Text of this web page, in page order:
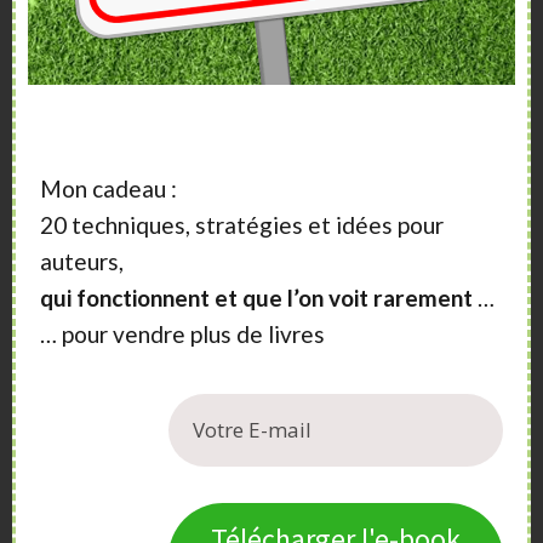
Mon cadeau :
20 techniques, stratégies et idées pour
auteurs,
qui fonctionnent et que l’on voit rarement …
… pour vendre plus de livres